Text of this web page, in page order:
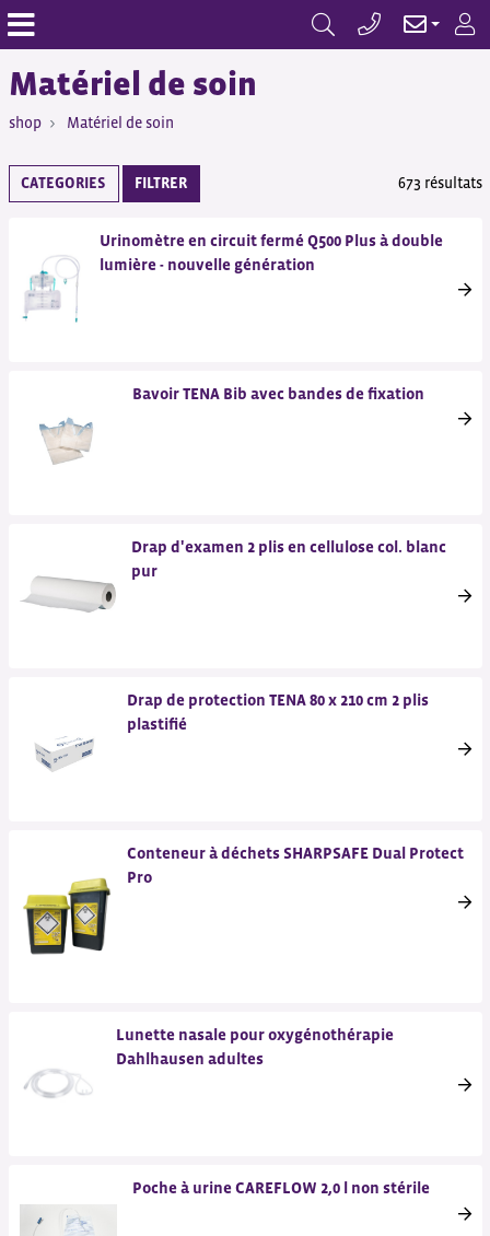
Matériel de soin
shop Matériel de soin
CATEGORIES FILTRER 673 résultats
Urinomètre en circuit fermé Q500 Plus à double
lumière - nouvelle génération
Bavoir TENA Bib avec bandes de fixation
Drap d'examen 2 plis en cellulose col. blanc
pur
Drap de protection TENA 80 x 210 cm 2 plis
plastifié
Conteneur à déchets SHARPSAFE Dual Protect
Pro
Lunette nasale pour oxygénothérapie
Dahlhausen adultes
Poche à urine CAREFLOW 2,0 l non stérile